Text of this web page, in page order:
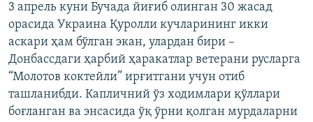
720p 1080p
720p
3 апрель куни Бучада йиғиб олинган 30 жасад
орасида Украина Қуролли кучларининг икки
аскари ҳам бўлган экан, улардан бири –
Донбассдаги ҳарбий ҳаракатлар ветерани русларга
“Молотов коктейли” ирғитгани учун отиб
ташланибди. Капличний ўз ходимлари қўллари
боғланган ва энсасида ўқ ўрни қолган мурдаларни